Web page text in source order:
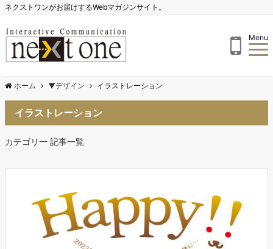
ネクストワンがお届けするWebマガジンサイト。
Menu
ホーム ▼デザイン イラストレーション
イラストレーション
カテゴリ一 記事一覧